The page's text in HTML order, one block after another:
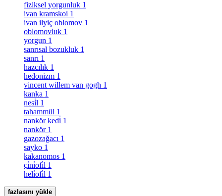
fiziksel yorgunluk 1
ivan kramskoi 1
ivan ilyiç oblomov 1
oblomovluk 1
yorgun 1
sanrısal bozukluk 1
sanrı 1
hazcılık 1
hedonizm 1
vincent willem van gogh 1
kanka 1
nesi̇l 1
tahammül 1
nankör kedi̇ 1
nankör 1
gazozağacı 1
sayko 1
kakanomos 1
çi̇ni̇ofi̇l 1
heli̇ofi̇l 1
fazlasını yükle